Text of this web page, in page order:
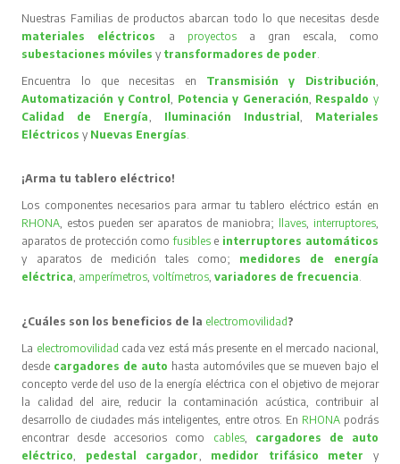
Nuestras Familias de productos abarcan todo lo que necesitas desde
materiales eléctricos
a proyectos
a gran escala, como
subestaciones móvilesy transformadores de poder.
Encuentra lo que necesitas en Transmisión y Distribución,
Automatización y Control, Potencia y Generación, Respaldo y
Calidad de Energía, Iluminación Industrial , Materiales
Eléctricos y Nuevas Energías.
¡Arma tu tablero eléctrico!
Los componentes necesarios para armar tu tablero eléctrico están en
RHONA, estos pueden ser aparatos de maniobra; llaves, interruptores,
aparatos de protección comofusibles e interruptores automáticos
y aparatos de medición tales como; medidores de energía
eléctrica, amperímetros,voltímetros,variadores de frecuencia.
¿Cuáles son los beneficios de la electromovilidad ?
La electromovilidad cada vez está más presente en el mercado nacional,
desde cargadores de auto hasta automóviles que se mueven bajo el
concepto verde del uso de la energía eléctrica con el objetivo de mejorar
la calidad del aire, reducir la contaminación acústica, contribuir al
desarrollo de ciudades más inteligentes, entre otros. En RHONA podrás
encontrar desde accesorios como cables, cargadores de auto
eléctrico, pedestal cargador, medidor trifásico meter
y